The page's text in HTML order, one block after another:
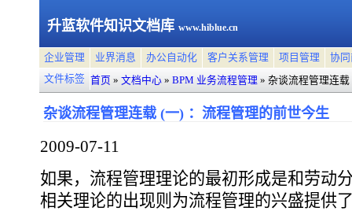
升蓝软件知识文档库 www.hiblue.cn
企业管理 业界消息 办公自动化 客户关系管理 项目管理
协
文件标签 首页 » 文档中心 » BPM 业务流程管理 » 杂谈流程管理连
杂谈流程管理连载 (一) ：流程管理的前世今生
2009-07-11
如果，流程管理理论的最初形成是和劳动
相关理论的出现则为流程管理的兴盛提供